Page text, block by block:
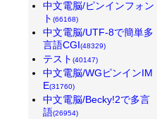
中文電脳/ピンインフォン
ト(66168)
中文電脳/UTF-8で簡単多
言語CGI(48329)
テスト(40147)
中文電脳/WGピンインIM
E(31760)
中文電脳/Becky!2で多言
語(26954)